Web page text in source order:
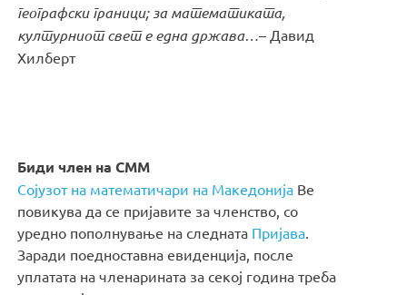
географски граници; за математиката,
културниот свет е една држава…– Давид
Хилберт
Биди член на СММ
Сојузот на математичари на Македонија Ве
повикува да се пријавите за членство, со
уредно пополнување на следната Пријава
Заради поедноставна евиденција, после
уплатата на членарината за секој година треба